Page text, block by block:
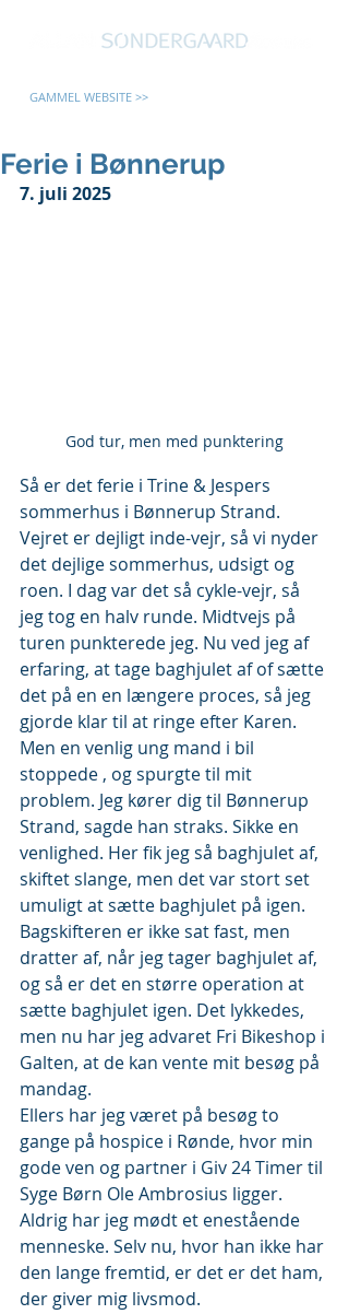
GAMMEL WEBSITE >>
Ferie i Bønnerup
7. juli 2025
God tur, men med punktering
Så er det ferie i Trine & Jespers
sommerhus i Bønnerup Strand.
Vejret er dejligt inde-vejr, så vi nyder
det dejlige sommerhus, udsigt og
roen. I dag var det så cykle-vejr, så
jeg tog en halv runde. Midtvejs på
turen punkterede jeg. Nu ved jeg af
erfaring, at tage baghjulet af of sætte
det på en en længere proces, så jeg
gjorde klar til at ringe efter Karen.
Men en venlig ung mand i bil
stoppede , og spurgte til mit
problem. Jeg kører dig til Bønnerup
Strand, sagde han straks. Sikke en
venlighed. Her fik jeg så baghjulet af,
skiftet slange, men det var stort set
umuligt at sætte baghjulet på igen.
Bagskifteren er ikke sat fast, men
dratter af, når jeg tager baghjulet af,
og så er det en større operation at
sætte baghjulet igen. Det lykkedes,
men nu har jeg advaret Fri Bikeshop i
Galten, at de kan vente mit besøg på
mandag.
Ellers har jeg været på besøg to
gange på hospice i Rønde, hvor min
gode ven og partner i Giv 24 Timer til
Syge Børn Ole Ambrosius ligger.
Aldrig har jeg mødt et enestående
menneske. Selv nu, hvor han ikke har
den lange fremtid, er det er det ham,
der giver mig livsmod.